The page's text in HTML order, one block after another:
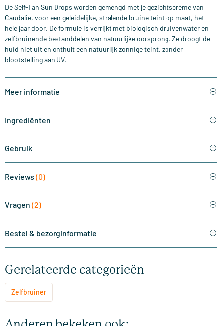
De Self-Tan Sun Drops worden gemengd met je gezichtscrème van
Caudalie, voor een geleidelijke, stralende bruine teint op maat, het
hele jaar door. De formule is verrijkt met biologisch druivenwater en
zelfbruinende bestanddelen van natuurlijke oorsprong. Ze droogt de
huid niet uit en onthult een natuurlijk zonnige teint, zonder
blootstelling aan UV.
Meer informatie
Ingrediënten
Gebruik
Reviews (0)
Vragen (2)
Bestel & bezorginformatie
Gerelateerde categorieën
Zelfbruiner